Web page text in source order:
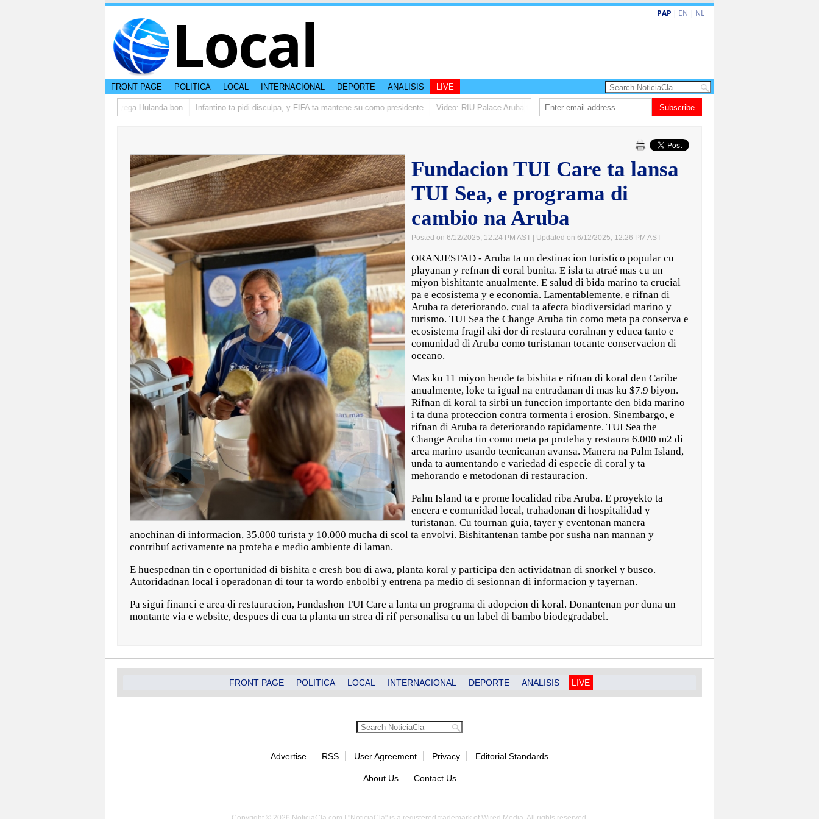
Local PAP | EN | NL
FRONT PAGE POLITICA LOCAL INTERNACIONAL DEPORTE ANALISIS LIVE
di studiantenan di Aruba a yega Hulanda bon Infantino ta pidi disculpa, y FIFA ta mantene su como presidente Video: RIU Palace Aruba ta eleva turismo premium cu renobacion di US$106 miyon
Subscribe
Fundacion TUI Care ta lansa
TUI Sea, e programa di
cambio na Aruba
Posted on 6/12/2025, 12:24 PM AST | Updated on 6/12/2025, 12:26 PM AST
ORANJESTAD - Aruba ta un destinacion turistico popular cu
playanan y refnan di coral bunita. E isla ta atraé mas cu un
miyon bishitante anualmente. E salud di bida marino ta crucial
pa e ecosistema y e economia. Lamentablemente, e rifnan di
Aruba ta deteriorando, cual ta afecta biodiversidad marino y
turismo. TUI Sea the Change Aruba tin como meta pa conserva e
ecosistema fragil aki dor di restaura coralnan y educa tanto e
comunidad di Aruba como turistanan tocante conservacion di
oceano.
Mas ku 11 miyon hende ta bishita e rifnan di koral den Caribe
anualmente, loke ta igual na entradanan di mas ku $7.9 biyon.
Rifnan di koral ta sirbi un funccion importante den bida marino
i ta duna proteccion contra tormenta i erosion. Sinembargo, e
rifnan di Aruba ta deteriorando rapidamente. TUI Sea the
Change Aruba tin como meta pa proteha y restaura 6.000 m2 di
area marino usando tecnicanan avansa. Manera na Palm Island,
unda ta aumentando e variedad di especie di coral y ta
mehorando e metodonan di restauracion.
Palm Island ta e prome localidad riba Aruba. E proyekto ta
encera e comunidad local, trahadonan di hospitalidad y
turistanan. Cu tournan guia, tayer y eventonan manera
anochinan di informacion, 35.000 turista y 10.000 mucha di scol ta envolvi. Bishitantenan tambe por susha nan mannan y
contribuí activamente na proteha e medio ambiente di laman.
E huespednan tin e oportunidad di bishita e cresh bou di awa, planta koral y participa den actividatnan di snorkel y buseo.
Autoridadnan local i operadonan di tour ta wordo enbolbí y entrena pa medio di sesionnan di informacion y tayernan.
Pa sigui financi e area di restauracion, Fundashon TUI Care a lanta un programa di adopcion di koral. Donantenan por duna un
montante via e website, despues di cua ta planta un strea di rif personalisa cu un label di bambo biodegradabel.
FRONT PAGE POLITICA LOCAL INTERNACIONAL DEPORTE ANALISIS LIVE
Advertise RSS User Agreement Privacy Editorial Standards
About Us Contact Us